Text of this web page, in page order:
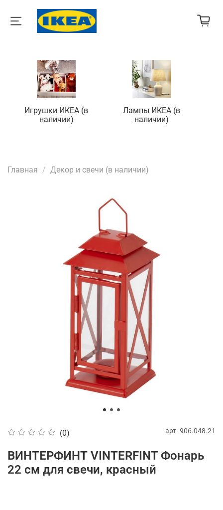
Игрушки ИКЕА (в
наличии)
Лампы ИКЕА (в
наличии)
Главная Декор и свечи (в наличии)
(0) арт. 906.048.21
ВИНТЕРФИНТ VINTERFINT Фонарь
22 см для свечи, красный